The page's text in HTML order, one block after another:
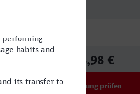
68,98 €
Verbindung prüfen